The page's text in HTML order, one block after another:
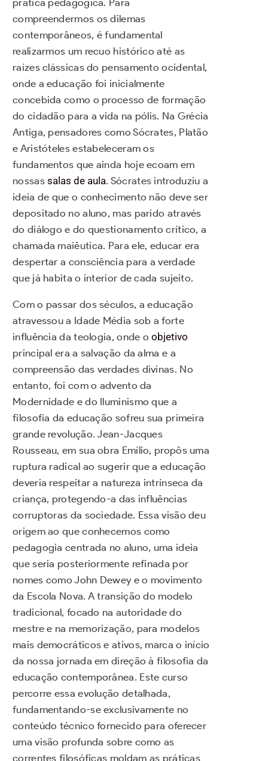
prática pedagógica. Para
compreendermos os dilemas
contemporâneos, é fundamental
realizarmos um recuo histórico até as
raízes clássicas do pensamento ocidental,
onde a educação foi inicialmente
concebida como o processo de formação
do cidadão para a vida na pólis. Na Grécia
Antiga, pensadores como Sócrates, Platão
e Aristóteles estabeleceram os
fundamentos que ainda hoje ecoam em
nossassalas de aula. Sócrates introduziu a
ideia de que o conhecimento não deve ser
depositado no aluno, mas parido através
do diálogo e do questionamento crítico, a
chamada maiêutica. Para ele, educar era
despertar a consciência para a verdade
que já habita o interior de cada sujeito.
Com o passar dos séculos, a educação
atravessou a Idade Média sob a forte
influência da teologia, onde oobjetivo
principal era a salvação da alma e a
compreensão das verdades divinas. No
entanto, foi com o advento da
Modernidade e do Iluminismo que a
filosofia da educação sofreu sua primeira
grande revolução. Jean-Jacques
Rousseau, em sua obra Emílio, propôs uma
ruptura radical ao sugerir que a educação
deveria respeitar a natureza intrínseca da
criança, protegendo-a das influências
corruptoras da sociedade. Essa visão deu
origem ao que conhecemos como
pedagogia centrada no aluno, uma ideia
que seria posteriormente refinada por
nomes como John Dewey e o movimento
da Escola Nova. A transição do modelo
tradicional, focado na autoridade do
mestre e na memorização, para modelos
mais democráticos e ativos, marca o início
da nossa jornada em direção à filosofia da
educação contemporânea. Este curso
percorre essa evolução detalhada,
fundamentando-se exclusivamente no
conteúdo técnico fornecido para oferecer
uma visão profunda sobre como as
correntes filosóficas moldam as práticas